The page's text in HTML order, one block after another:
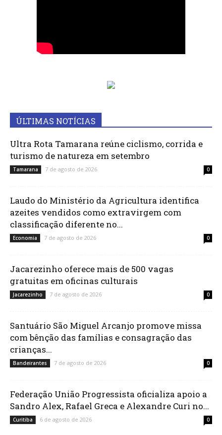
ÚLTIMAS NOTÍCIAS
Ultra Rota Tamarana reúne ciclismo, corrida e
turismo de natureza em setembro
Tamarana 7 de agosto de 2026 0
Laudo do Ministério da Agricultura identifica
azeites vendidos como extravirgem com
classificação diferente no...
Economia 7 de agosto de 2026 0
Jacarezinho oferece mais de 500 vagas
gratuitas em oficinas culturais
Jacarezinho 7 de agosto de 2026 0
Santuário São Miguel Arcanjo promove missa
com bênção das famílias e consagração das
crianças...
Bandeirantes 7 de agosto de 2026 0
Federação União Progressista oficializa apoio a
Sandro Alex, Rafael Greca e Alexandre Curi no...
Curitiba 6 de agosto de 2026 0